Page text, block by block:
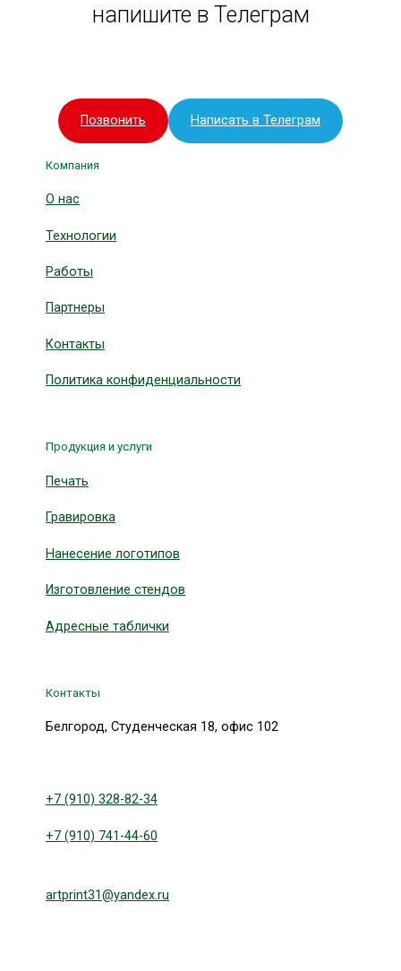
напишите в Телеграм
Позвонить Написать в Телеграм
Компания
О нас
Технологии
Работы
Партнеры
Контакты
Политика конфиденциальности
Продукция и услуги
Печать
Гравировка
Нанесение логотипов
Изготовление стендов
Адресные таблички
Контакты
Белгород, Студенческая 18, офис 102
+7 (910) 328-82-34
+7 (910) 741-44-60
artprint31@yandex.ru